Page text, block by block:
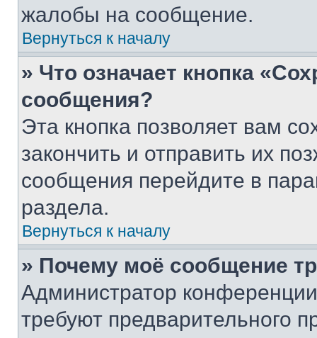
жалобы на сообщение.
Вернуться к началу
» Что означает кнопка
сообщения?
Эта кнопка позволяет вам
закончить и отправить их
сообщения перейдите в
раздела.
Вернуться к началу
» Почему моё сообщение
Администратор
требуют предварительного